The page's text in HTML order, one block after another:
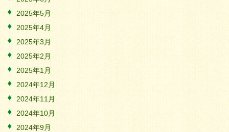
2025年5月
2025年4月
2025年3月
2025年2月
2025年1月
2024年12月
2024年11月
2024年10月
2024年9月